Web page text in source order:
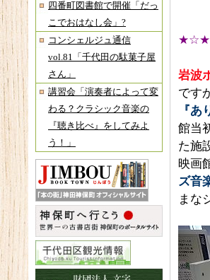
四番町図書館で開催「だっ
こでおはなし会」?
コンシェルジュ通信
vol.81「千代田の駄菓子屋
さん」
講習会「演奏者によって変
わる？クラシック音楽の
『聴き比べ』をしてみよ
う！」
岩波
です
『
館当
た施
映画
ズ音
まな